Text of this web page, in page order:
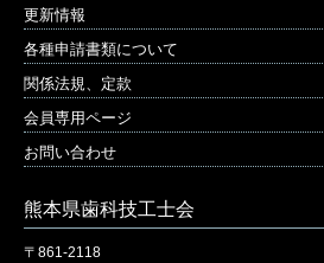
更新情報
各種申請書類について
関係法規、定款
会員専用ページ
お問い合わせ
熊本県歯科技工士会
〒861-2118